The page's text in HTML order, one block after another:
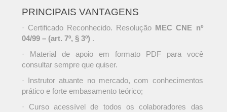
PRINCIPAIS VANTAGENS
· Certificado Reconhecido. Resolução MEC CNE nº
04/99 – (art. 7º, § 3º) .
· Material de apoio em formato PDF para você
consultar sempre que quiser.
· Instrutor atuante no mercado, com conhecimentos
prático e forte embasamento teórico;
· Curso acessível de todos os colaboradores das